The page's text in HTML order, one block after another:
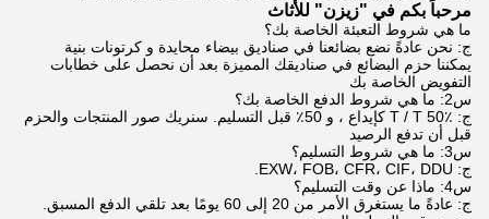
مرحباً بكم في "زيزن" للأثاث
ما هي شروط التعبئة الخاصة بك؟
ج: نحن عادةً نضع بضائعنا في صناديق بيضاء محايدة و كرتونات بنية
يمكننا حزم البضائع في صناديقك المميزة بعد أن نحصل على خطابات
التفويض الخاصة بك
س2: ما هي شروط الدفع الخاصة بك؟
ج: T / T 50٪ كإيداع ، و 50٪ قبل التسليم. سنريك صور المنتجات والحزم
قبل أن تدفع الرصيد
س3: ما هي شروط التسليم؟
ج: EXW، FOB، CFR، CIF، DDU.
س4: ماذا عن وقت التسليم؟
ج: عادةً ما يستغرق الأمر من 20 إلى 60 يومًا بعد تلقي الدفع المسبق.